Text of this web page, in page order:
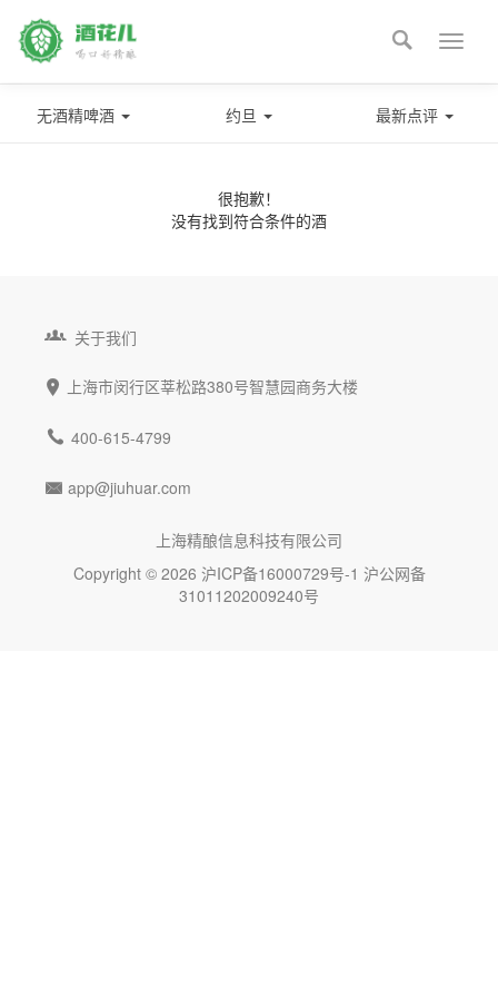
Toggle

无酒精啤酒 约旦 最新点评
很抱歉！
没有找到符合条件的酒
 关于我们
 上海市闵行区莘松路380号智慧园商务大楼
 400-615-4799
 app@jiuhuar.com
上海精酿信息科技有限公司
Copyright © 2026 沪ICP备16000729号-1 沪公网备
31011202009240号